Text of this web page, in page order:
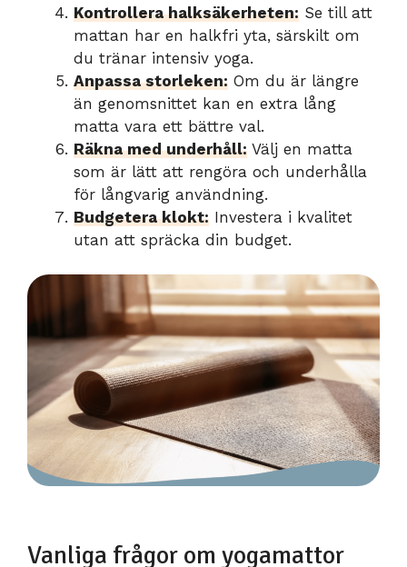
Kontrollera halksäkerheten: Se till att
mattan har en halkfri yta, särskilt om
du tränar intensiv yoga.
Anpassa storleken: Om du är längre
än genomsnittet kan en extra lång
matta vara ett bättre val.
Räkna med underhåll: Välj en matta
som är lätt att rengöra och underhålla
för långvarig användning.
Budgetera klokt: Investera i kvalitet
utan att spräcka din budget.
Vanliga frågor om yogamattor